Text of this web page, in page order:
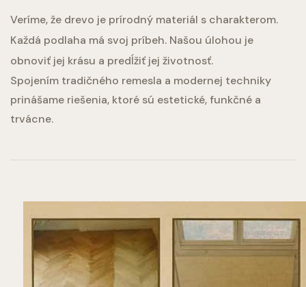
Veríme, že drevo je prírodný materiál s charakterom.
Každá podlaha má svoj príbeh. Našou úlohou je
obnoviť jej krásu a predĺžiť jej životnosť.
Spojením tradičného remesla a modernej techniky
prinášame riešenia, ktoré sú estetické, funkčné a
trvácne.